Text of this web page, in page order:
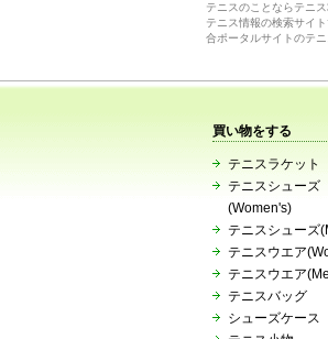
テニスのことならテニ
テニス情報の検索サイ
合ポータルサイトのテ
買い物をする
テニスラケット
テニスシューズ
(Women's)
テニスシューズ
テニスウエア
テニスウエア
テニスバッグ
シューズケース